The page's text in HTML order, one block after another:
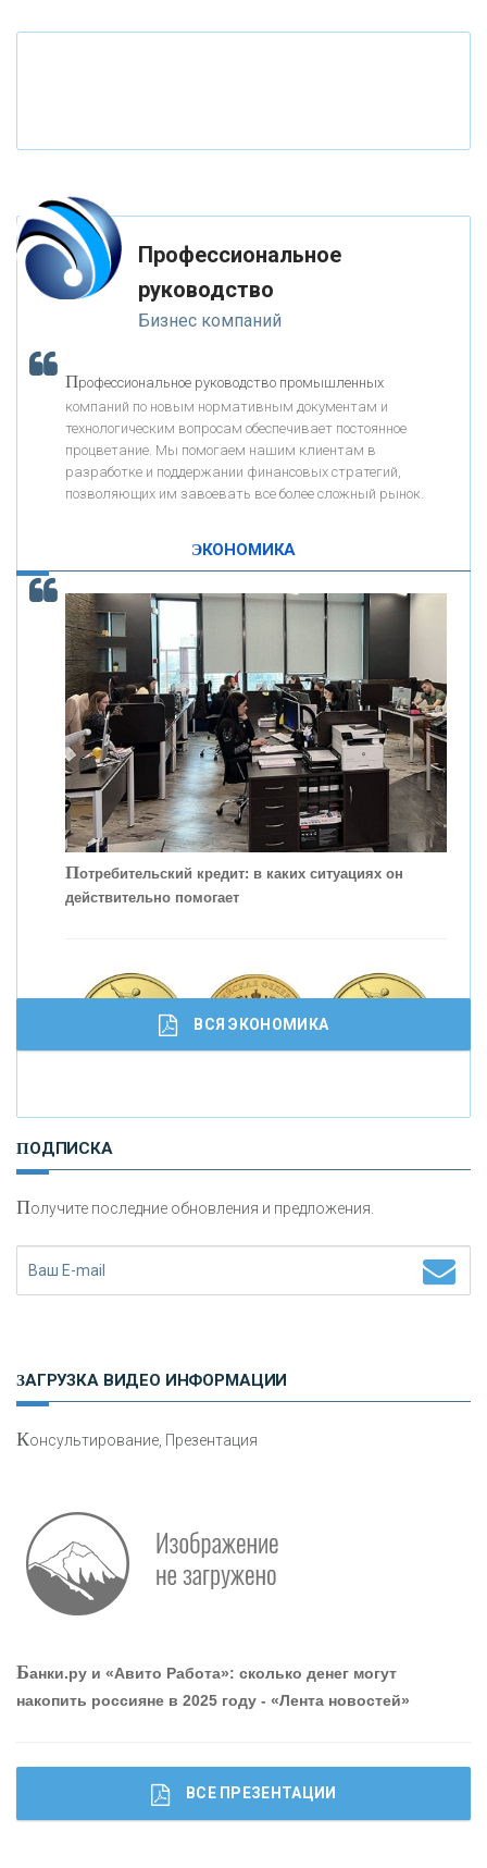
«ФК ОТКРЫТИЕ»
«ЗАПСИБКОМБАНК»
«РОСЕВРОБАНК»
«ПРЕСС-СЛУЖБА ВТБ24»
«АВТОГРАДБАНК»
ОНАС
КОНТАКТЫ
К ак Система быстрых платежей за пять лет
привлечь и удержать персонал - «Интервью»
Профессиональное
руководство
Бизнес компаний
Профессиональное руководство промышленных
компаний по новым нормативным документам и
технологическим вопросам обеспечивает постоянное
процветание. Мы помогаем нашим клиентам в
разработке и поддержании финансовых стратегий,
позволяющих им завоевать все более сложный рынок.
ЭКОНОМИКА
Потребительский кредит: в каких ситуациях он
действительно помогает
И
сохранения и увеличения капитала
ВСЯ ЭКОНОМИКА
ПОДПИСКА
Получите последние обновления и предложения.
ЗАГРУЗКА ВИДЕО ИНФОРМАЦИИ
Консультирование, Презентация
Банки.ру и «Авито Работа»: сколько денег могут
накопить россияне в 2025 году - «Лента новостей»
ВСЕ ПРЕЗЕНТАЦИИ